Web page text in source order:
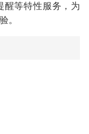
醒等特性服务，为
。